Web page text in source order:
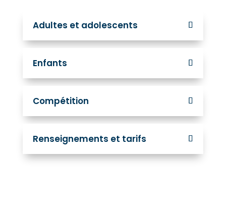
Adultes et adolescents
Enfants
Compétition
Renseignements et tarifs